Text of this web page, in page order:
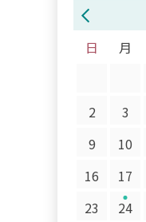
日 月
2
3
9
10
16
17
23
24